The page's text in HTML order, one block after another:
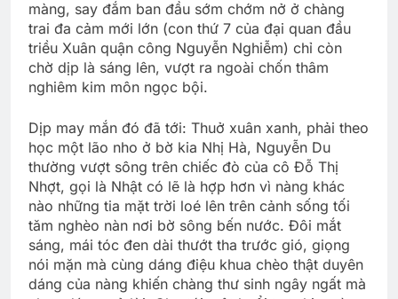
màng, say đắm ban đầu sớm chớm nở ở chàng
trai đa cảm mới lớn (con thứ 7 của đại quan đầu
triều Xuân quận công Nguyễn Nghiễm) chỉ còn
chờ dịp là sáng lên, vượt ra ngoài chốn thâm
nghiêm kim môn ngọc bội.
Dịp may mắn đó đã tới: Thuở xuân xanh, phải theo
học một lão nho ở bờ kia Nhị Hà, Nguyễn Du
thường vượt sông trên chiếc đò của cô Đỗ Thị
Nhợt, gọi là Nhật có lẽ là hợp hơn vì nàng khác
nào những tia mặt trời loé lên trên cảnh sống tối
tăm nghèo nàn nơi bờ sông bến nước. Đôi mắt
sáng, mái tóc đen dài thướt tha trước gió, giọng
nói mặn mà cùng dáng điệu khua chèo thật duyên
dáng của nàng khiến chàng thư sinh ngây ngất mà